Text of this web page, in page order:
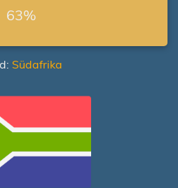
63%
Südafrika